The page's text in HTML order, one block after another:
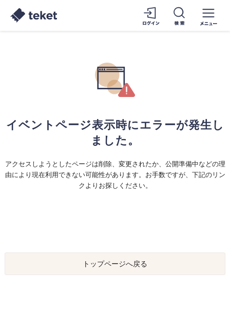
イベントページ表示時にエラーが発生し
ました。
アクセスしようとしたページは削除、変更されたか、公開準備中などの理
由により現在利用できない可能性があります。お手数ですが、下記のリン
クよりお探しください。
トップページへ戻る